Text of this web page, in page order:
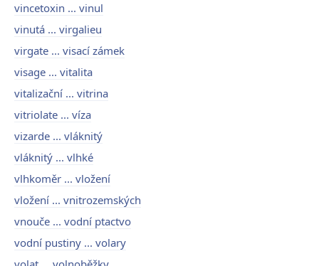
vincetoxin ... vinul
vinutá ... virgalieu
virgate ... visací zámek
visage ... vitalita
vitalizační ... vitrina
vitriolate ... víza
vizarde ... vláknitý
vláknitý ... vlhké
vlhkoměr ... vložení
vložení ... vnitrozemských
vnouče ... vodní ptactvo
vodní pustiny ... volary